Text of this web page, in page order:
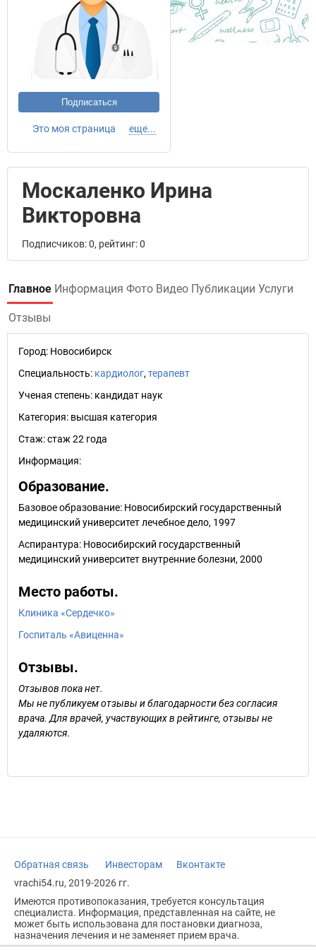
Подписаться
Это моя страница еще...
Москаленко Ирина
Викторовна
Подписчиков: 0, рейтинг: 0
Главное Информация Фото Видео Публикации Услуги
Отзывы
Город: Новосибирск
Специальность: кардиолог, терапевт
Ученая степень: кандидат наук
Категория: высшая категория
Стаж:стаж 22 года
Информация:
Образование.
Базовое образование: Новосибирский государственный
медицинский университет лечебное дело, 1997
Аспирантура: Новосибирский государственный
медицинский университет внутренние болезни, 2000
Место работы.
Клиника «Сердечко»
Госпиталь «Авиценна»
Отзывы.
Отзывов пока нет.
Мы не публикуем отзывы и благодарности без согласия
врача. Для врачей, участвующих в рейтинге, отзывы не
удаляются.
Обратная связь Инвесторам
Вконтакте
vrachi54.ru, 2019-2026 гг.
Имеются противопоказания, требуется консультация
специалиста. Информация, представленная на сайте, не
может быть использована для постановки диагноза,
назначения лечения и не заменяет прием врача.